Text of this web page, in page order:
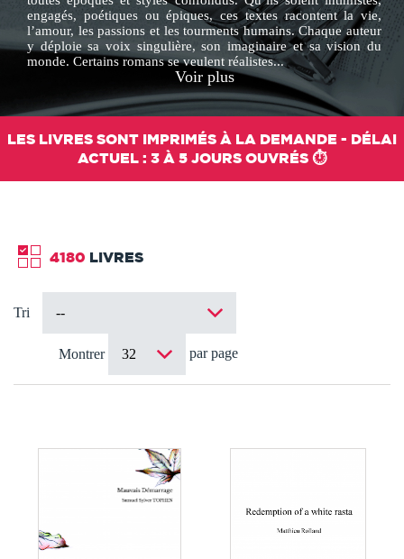
engagés, poétiques ou épiques, ces textes racontent la vie,
l’amour, les passions et les tourments humains. Chaque auteur
y déploie sa voix singulière, son imaginaire et sa vision du
monde. Certains romans se veulent réalistes...
Voir plus
LES LIVRES SONT IMPRIMÉS À LA DEMANDE - DÉLAI
ACTUEL : 3 À 5 JOURS OUVRÉS ⏱️
4180 LIVRES
Tri
Montrer par page